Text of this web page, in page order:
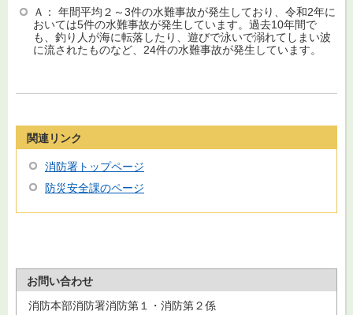
Ａ： 年間平均２～3件の水難事故が発生しており、令和2年に
おいては5件の水難事故が発生しています。過去10年間で
も、釣り人が海に転落したり、遊びで泳いで溺れてしまい波
に流されたものなど、24件の水難事故が発生しています。
関連リンク
消防署トップページ
防災安全課のページ
お問い合わせ
消防本部消防署消防第１・消防第２係